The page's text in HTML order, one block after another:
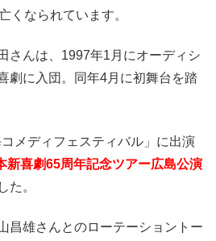
くなられています。
さんは、1997年1月にオーディシ
劇に入団。同年4月に初舞台を踏
メディフェスティバル」に出演
新喜劇65周年記念ツアー広島公演
た。
昌雄さんとのローテーショントー